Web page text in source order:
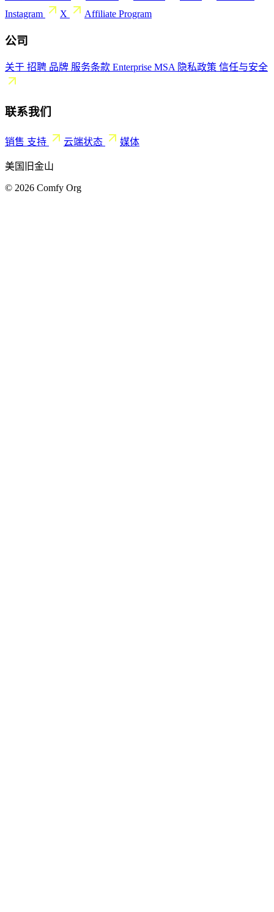
Instagram
X Affiliate Program
公司
关于 招聘 品牌 服务条款 Enterprise MSA 隐私政策 信任与安全
联系我们
销售 支持 云端状态 媒体
美国旧金山
© 2026 Comfy Org